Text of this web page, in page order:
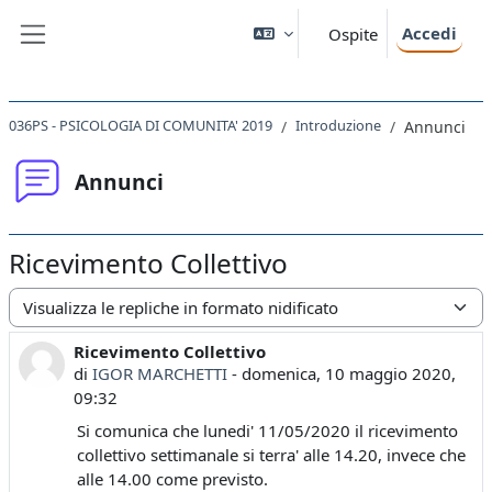
Ospite Accedi
036PS - PSICOLOGIA DI COMUNITA' 2019 Introduzione Annunci
Annunci
Ricevimento Collettivo
Modalità visualizzazione
Ricevimento Collettivo
di IGOR MARCHETTI- domenica, 10 maggio 2020,
09:32
Numero di risposte: 0
Si comunica che lunedi' 11/05/2020 il ricevimento
collettivo settimanale si terra' alle 14.20, invece che
alle 14.00 come previsto.